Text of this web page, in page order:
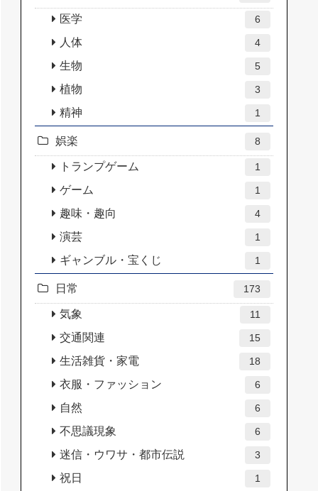
医学 6
人体 4
生物 5
植物 3
精神 1
娯楽 8
トランプゲーム 1
ゲーム 1
趣味・趣向 4
演芸 1
ギャンブル・宝くじ 1
日常 173
気象 11
交通関連 15
生活雑貨・家電 18
衣服・ファッション 6
自然 6
不思議現象 6
迷信・ウワサ・都市伝説 3
祝日 1